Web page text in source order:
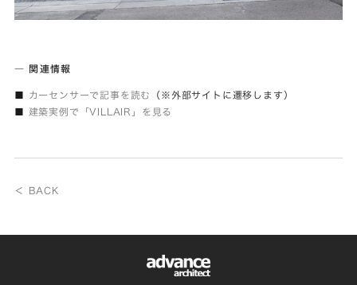
― 関連情報
■ カーセンサーで記事を読む
（※外部サイトに遷移します）
■
建築実例で「VILLAIR」を見る
＜ BACK